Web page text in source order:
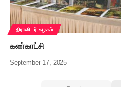
திராவிடர் கழகம்
கண்காட்சி
September 17, 2025